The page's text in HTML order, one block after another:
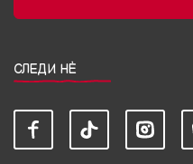
СЛЕДИ НЀ